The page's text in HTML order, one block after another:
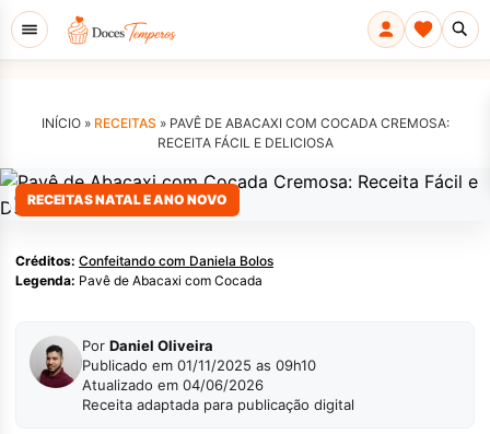
INÍCIO » RECEITAS » PAVÊ DE ABACAXI COM COCADA CREMOSA:
RECEITA FÁCIL E DELICIOSA
RECEITAS NATAL E ANO NOVO
Confeitando com Daniela Bolos
Créditos: Confeitando com Daniela Bolos
Legenda: Pavê de Abacaxi com Cocada
Por Daniel Oliveira
Publicado em 01/11/2025 as 09h10
Atualizado em 04/06/2026
Receita adaptada para publicação digital